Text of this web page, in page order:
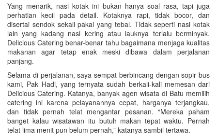
Yang menarik, nasi kotak ini bukan hanya soal rasa, tapi juga
perhatian kecil pada detail. Kotaknya rapi, tidak bocor, dan
disertai sendok sekali pakai yang tebal. Tidak seperti nasi kotak
lain yang kadang nasi kering atau lauknya terlalu berminyak.
Delicious Catering benar-benar tahu bagaimana menjaga kualitas
makanan agar tetap enak meski dibawa dalam perjalanan
panjang.
Selama di perjalanan, saya sempat berbincang dengan sopir bus
kami, Pak Hadi, yang ternyata sudah berkali-kali memesan dari
Delicious Catering. Katanya, banyak agen wisata di Batu memilih
catering ini karena pelayanannya cepat, harganya terjangkau,
dan tidak pernah telat mengantar pesanan. “Mereka paham
banget kalau wisatawan itu butuh makan tepat waktu. Pernah
telat lima menit pun belum pernah,” katanya sambil tertawa.